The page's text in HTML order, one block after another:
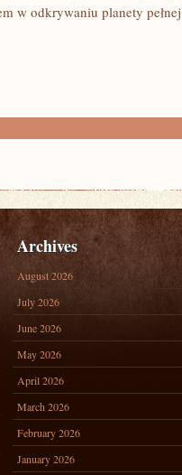
w odkrywaniu planety
Archives
August 2026
July 2026
June 2026
May 2026
April 2026
March 2026
February 2026
January 2026